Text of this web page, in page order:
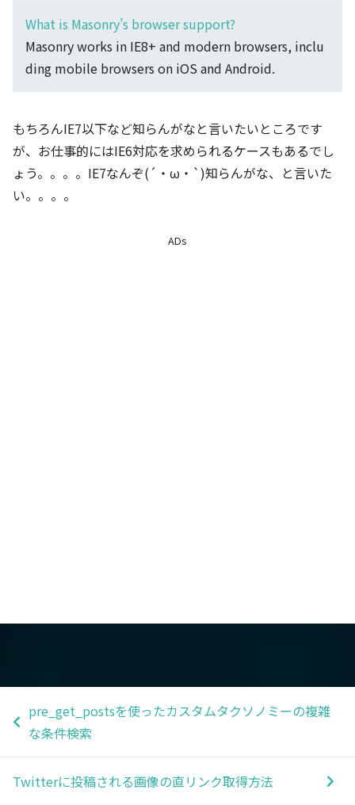
What is Masonry’s browser support?
Masonry works in IE8+ and modern browsers, inclu
ding mobile browsers on iOS and Android.
もちろんIE7以下など知らんがなと言いたいところです
が、お仕事的にはIE6対応を求められるケースもあるでし
ょう。。。。IE7なんぞ(´・ω・`)知らんがな、と言いた
い。。。。
ADs
pre_get_postsを使ったカスタムタクソノミーの複雑
な条件検索
Twitterに投稿される画像の直リンク取得方法